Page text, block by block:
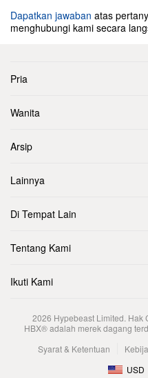
Dapatkan jawaban atas
menghubungi kami secara
Pria
Wanita
Arsip
Lainnya
Di Tempat Lain
Tentang Kami
Ikuti Kami
2026 Hypebeast Limited. Hak
HBX® adalah merek dagang
Syarat & Ketentuan
USD